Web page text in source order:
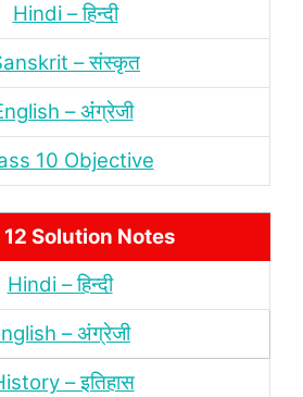
Hindi – हिन्‍दी
– संस्‍कृत
– अंंग्रेजी
10 Objective
12 Solution Notes
Hindi – हिन्‍दी
– अंग्रेजी
– इतिहास